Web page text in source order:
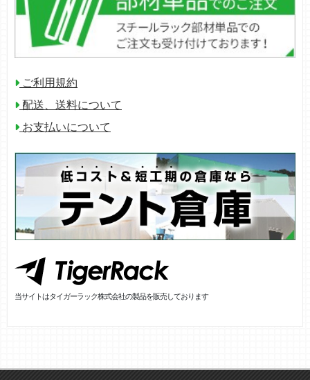
ご利用規約
配送、送料について
お支払いについて
当サイトはタイガーラック株式会社の製品を販売しております